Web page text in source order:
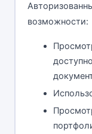
возможности: